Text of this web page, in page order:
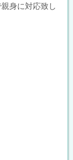
身に対応致し